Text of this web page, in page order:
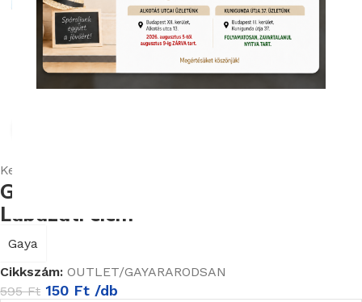
Kezdőlap
Gaya Arabesco Sandalo 8X42 cm
Lábazati elem
Gaya
Cikkszám: OUTLET/GAYARARODSAN
595Ft 150 Ft /db